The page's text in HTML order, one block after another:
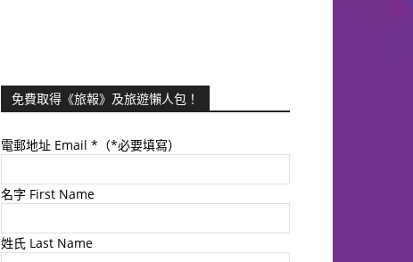
免費取得《旅報》及旅遊懶人包！
電郵地址 Email *（*必要填寫）
名字 First Name
姓氏 Last Name